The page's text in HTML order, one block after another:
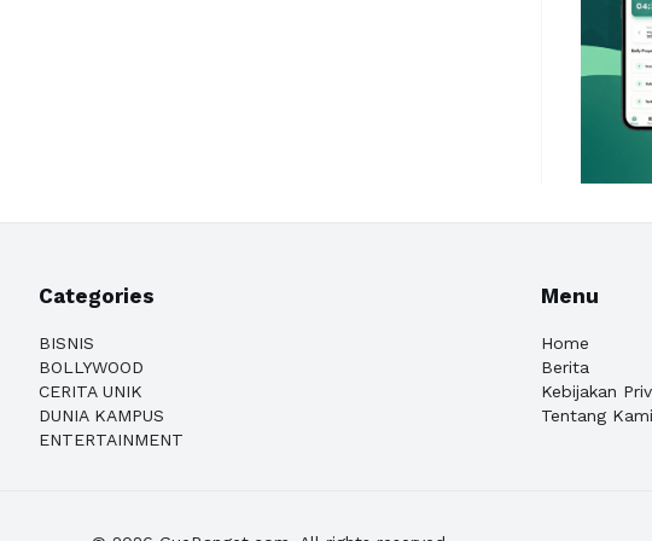
Categories
BISNIS
BOLLYWOOD
CERITA UNIK
DUNIA KAMPUS
ENTERTAINMENT
Menu
Home
Berita
Kebijakan
Tentang Kami